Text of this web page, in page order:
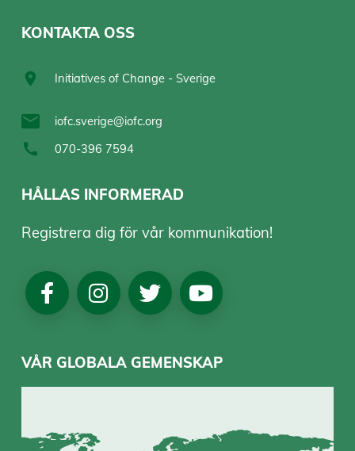
KONTAKTA OSS
Initiatives of Change - Sverige
iofc.sverige@iofc.org
070-396 7594
HÅLLAS INFORMERAD
Registrera dig för vår kommunikation!
Social
Media
VÅR GLOBALA GEMENSKAP